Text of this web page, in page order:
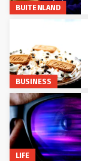
BUITENLAND
BUSINESS
LIFE